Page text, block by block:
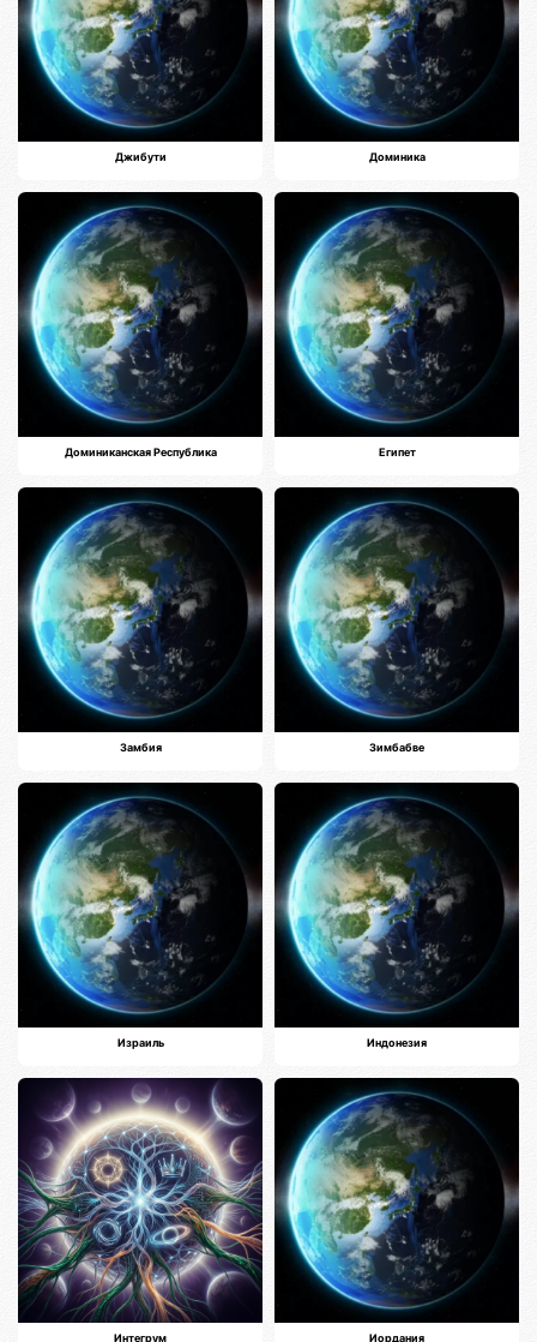
Джибути Доминика
Доминиканская Республика Египет
Замбия Зимбабве
Израиль Индонезия
Интегрум Иордания